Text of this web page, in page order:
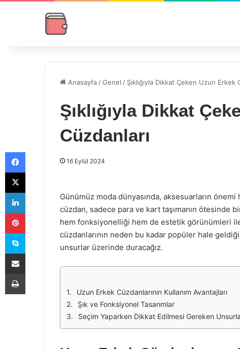
Anasayfa /Genel / Şıklığıyla Dikkat Çeken Uzun Erkek
Şıklığıyla Dikkat
Cüzdanları
16 Eylül 2024
Günümüz moda dünyasında, aksesuarların
cüzdan, sadece para ve kart taşımanın ötesinde
hem fonksiyonelliği hem de estetik görünümleri
cüzdanlarının neden bu kadar popüler hale
unsurlar üzerinde duracağız.
Uzun Erkek Cüzdanlarının Kullanım Avantajları
Şık ve Fonksiyonel Tasarımlar
Seçim Yaparken Dikkat Edilmesi Gereken
Facebook
X
LinkedIn
Pinterest
Skype
E-Posta ile paylaş